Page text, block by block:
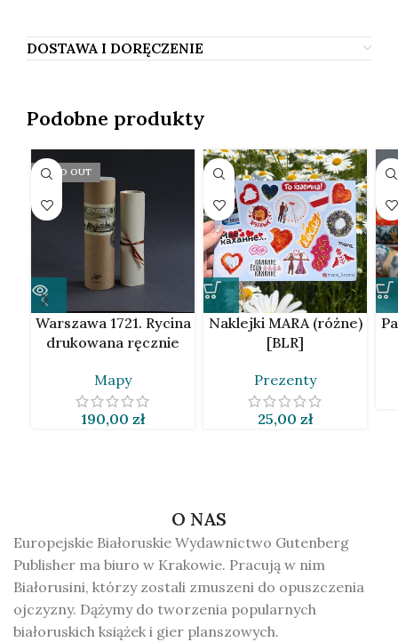
DOSTAWA I DORĘCZENIE
Podobne produkty
SOLD OUT
Warszawa 1721. Rycina
drukowana ręcznie
Mapy
190,00 zł
Naklejki MARA (różne)
[BLR]
Prezenty
25,00 zł
O NAS
Europejskie Białoruskie Wydawnictwo Gutenberg
Publisher ma biuro w Krakowie. Pracują w nim
Białorusini, którzy zostali zmuszeni do opuszczenia
ojczyzny. Dążymy do tworzenia popularnych
białoruskich książek i gier planszowych.